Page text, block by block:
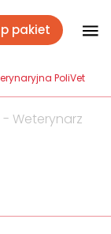
pakiet
PoliVet
- Weterynarz